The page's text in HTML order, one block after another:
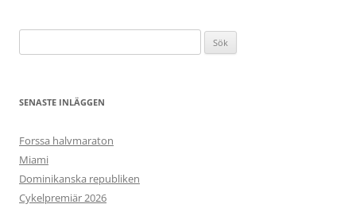
efter:
SENASTE INLÄGGEN
Forssa halvmaraton
Miami
Dominikanska republiken
Cykelpremiär 2026